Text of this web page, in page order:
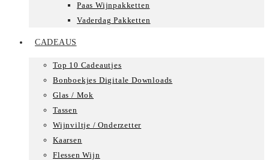
Paas Wijnpakketten
Vaderdag Pakketten
CADEAUS
Top 10 Cadeautjes
Bonboekjes Digitale Downloads
Glas / Mok
Tassen
Wijnviltje / Onderzetter
Kaarsen
Flessen Wijn